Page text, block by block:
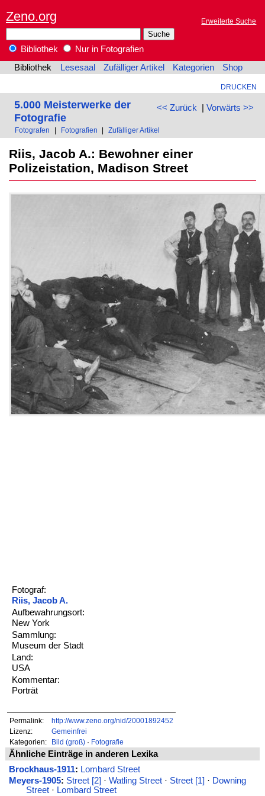
Zeno.org Erweiterte Suche
Bibliothek
Nur in Fotografien
Bibliothek
Lesesaal Zufälliger Artikel Kategorien Shop
DRUCKEN
<< Zurück | Vorwärts >>
5.000 Meisterwerke der
Fotografie
Fotografen Fotografien Zufälliger Artikel
Riis, Jacob A.: Bewohner einer
Polizeistation, Madison Street
Fotograf:
Riis, Jacob A.
Aufbewahrungsort:
New York
Sammlung:
Museum der Stadt
Land:
USA
Kommentar:
Porträt
Permalink:
http://www.zeno.org/nid/20001892452
Lizenz:
Gemeinfrei
Kategorien:
Bild (groß)· Fotografie
Ähnliche Einträge in anderen Lexika
Brockhaus-1911: Lombard Street
Meyers-1905: Street [2] · Watling Street· Street [1] · Downing
Street· Lombard Street